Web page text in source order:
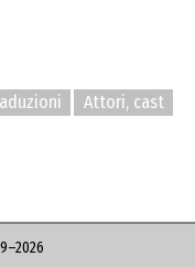
Attori, cast